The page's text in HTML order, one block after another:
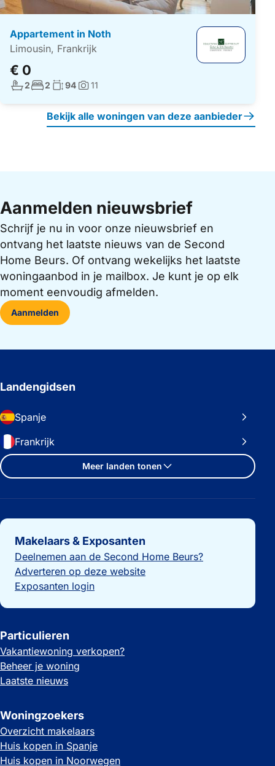
Appartement in Noth
Limousin, Frankrijk
€ 0
Aantal badkamers:
2Aantal slaapkamers:
2 Woonoppervlakte:
94Foto's:
11
Bekijk alle woningen van deze aanbieder
Aanmelden nieuwsbrief
Schrijf je nu in voor onze nieuwsbrief en
ontvang het laatste nieuws van de Second
Home Beurs. Of ontvang wekelijks het laatste
woningaanbod in je mailbox. Je kunt je op elk
moment eenvoudig afmelden.
Aanmelden
Landengidsen
Spanje
Frankrijk
Meer landen tonen
Belangrijke links
Makelaars & Exposanten
Deelnemen aan de Second Home Beurs?
Adverteren op deze website
Exposanten login
Particulieren
Vakantiewoning verkopen?
Beheer je woning
Laatste nieuws
Woningzoekers
Overzicht makelaars
Huis kopen in Spanje
Huis kopen in Noorwegen